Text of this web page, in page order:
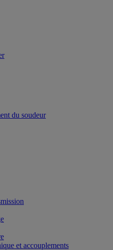
du soudeur
et accouplements